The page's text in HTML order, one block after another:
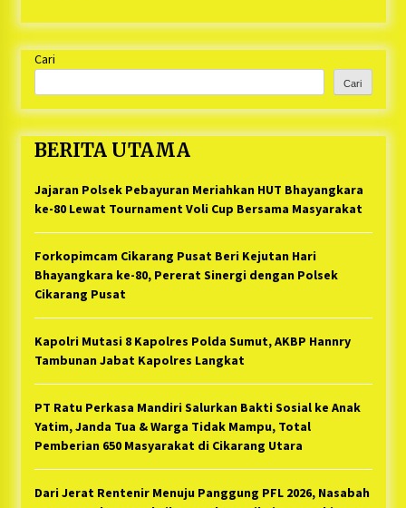
Cari
Cari
BERITA UTAMA
Jajaran Polsek Pebayuran Meriahkan HUT Bhayangkara
ke-80 Lewat Tournament Voli Cup Bersama Masyarakat
Forkopimcam Cikarang Pusat Beri Kejutan Hari
Bhayangkara ke-80, Pererat Sinergi dengan Polsek
Cikarang Pusat
Kapolri Mutasi 8 Kapolres Polda Sumut, AKBP Hannry
Tambunan Jabat Kapolres Langkat
PT Ratu Perkasa Mandiri Salurkan Bakti Sosial ke Anak
Yatim, Janda Tua & Warga Tidak Mampu, Total
Pemberian 650 Masyarakat di Cikarang Utara
Dari Jerat Rentenir Menuju Panggung PFL 2026, Nasabah